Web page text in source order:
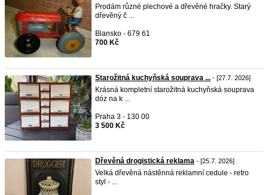
Prodám různé plechové a dřevěné hračky. Starý
dřevěný č ...
Blansko - 679 61
700 Kč
Starožitná kuchyňská souprava ... - [27.7. 2026]
Krásná kompletní starožitná kuchyňská souprava
dóz na k ...
Praha 3 - 130 00
3 500 Kč
Dřevěná drogistická reklama - [25.7. 2026]
Velká dřevěná nástěnná reklamní cedule - retro
styl - ...